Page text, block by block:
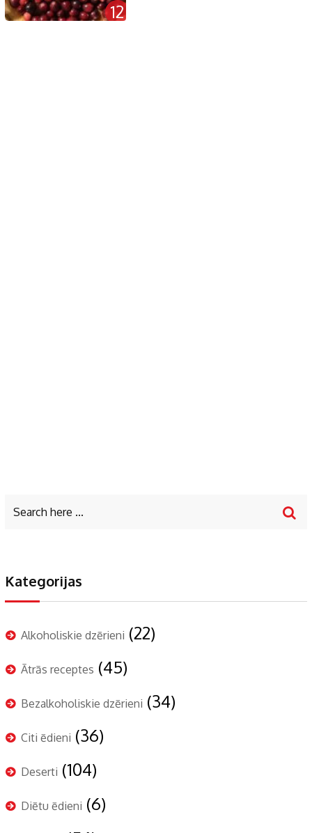
12
Kategorijas
Alkoholiskie dzērieni (22)
Ātrās receptes (45)
Bezalkoholiskie dzērieni (34)
Citi ēdieni (36)
Deserti (104)
Diētu ēdieni (6)